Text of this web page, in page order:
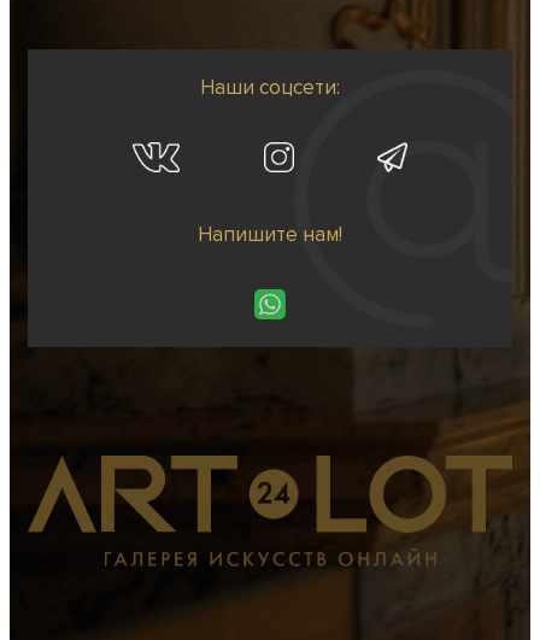
Наши соцсети:
Напишите нам!